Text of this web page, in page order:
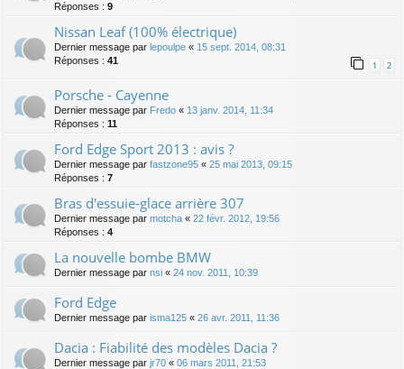
Réponses : 9
Nissan Leaf (100% électrique)
Dernier message par lepoulpe « 15 sept. 2014, 08:31
Réponses : 41 1 2
Porsche - Cayenne
Dernier message par Fredo « 13 janv. 2014, 11:34
Réponses : 11
Ford Edge Sport 2013 : avis ?
Dernier message par fastzone95 « 25 mai 2013, 09:15
Réponses : 7
Bras d'essuie-glace arrière 307
Dernier message par motcha « 22 févr. 2012, 19:56
Réponses : 4
La nouvelle bombe BMW
Dernier message par nsi « 24 nov. 2011, 10:39
Ford Edge
Dernier message par isma125 « 26 avr. 2011, 11:36
Dacia : Fiabilité des modèles Dacia ?
Dernier message par jr70 « 06 mars 2011, 21:53